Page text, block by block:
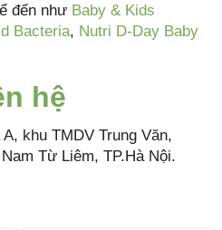
đến như Baby & Kids
Bacteria, Nutri D-Day Baby
hệ
khu TMDV Trung Văn,
Từ Liêm, TP.Hà Nội.